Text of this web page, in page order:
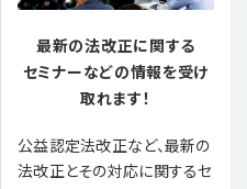
最新の法改正に関する
セミナーなどの情報を受け
取れます！
公益認定法改正など、最新の
法改正とその対応に関するセ